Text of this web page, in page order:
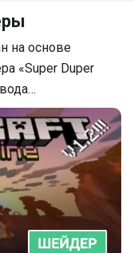
на основе
«Super Duper